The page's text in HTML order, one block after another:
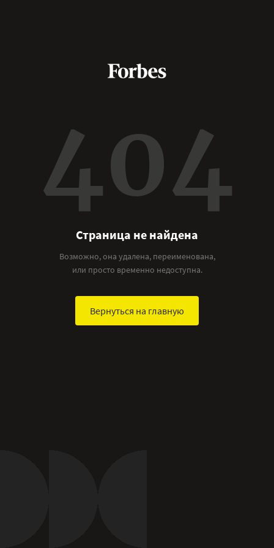
404
Страница не найдена
Возможно, она удалена, переименована,
или просто временно недоступна.
Вернуться на главную